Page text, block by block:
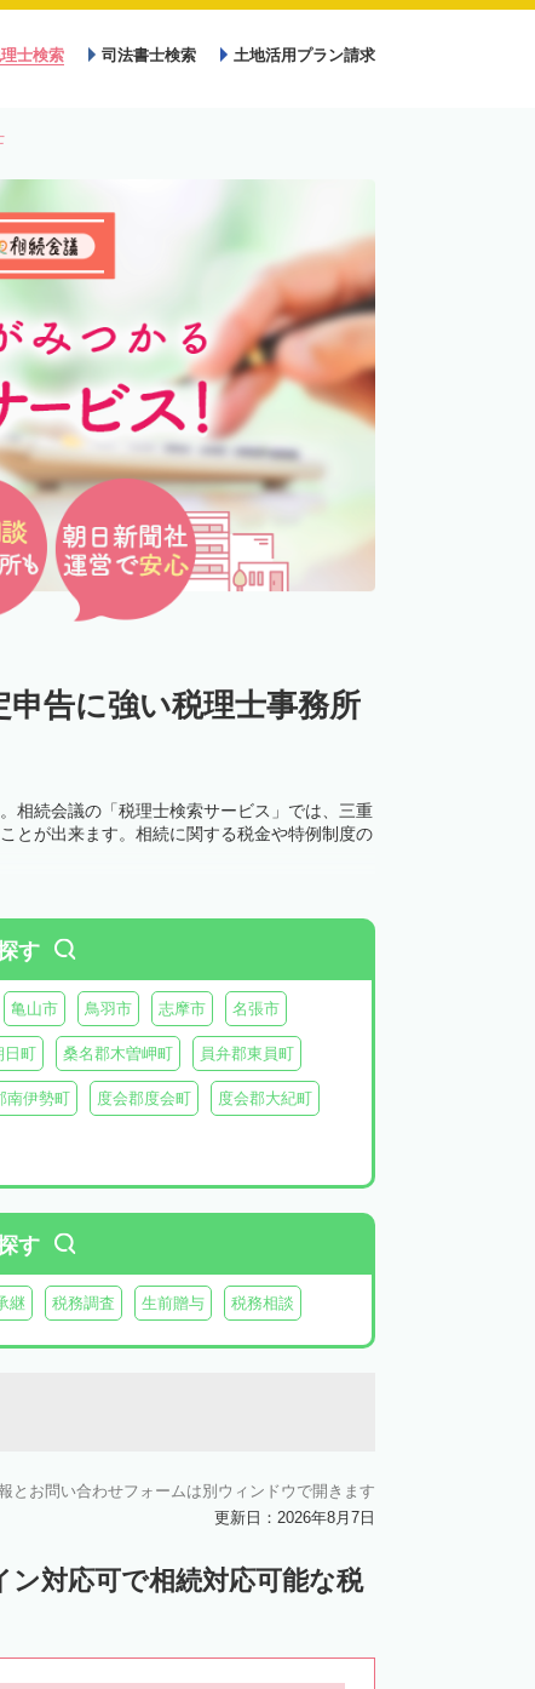
士検索 司法書士検索 土地活用プラン請求
告に強い税理士事務所
相続会議の「税理士検索サービス」では、三重
とが出来ます。相続に関する税金や特例制度の
す
亀山市 鳥羽市 志摩市 名張市
日町 桑名郡木曽岬町 員弁郡東員町
南伊勢町 度会郡度会町 度会郡大紀町
す
継 税務調査 生前贈与 税務相談
とお問い合わせフォームは別ウィンドウで開きます
更新日：2026年8月7日
対応可で相続対応可能な税